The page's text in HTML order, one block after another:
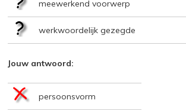
meewerkend voorwerp
werkwoordelijk gezegde
Jouw antwoord:
persoonsvorm